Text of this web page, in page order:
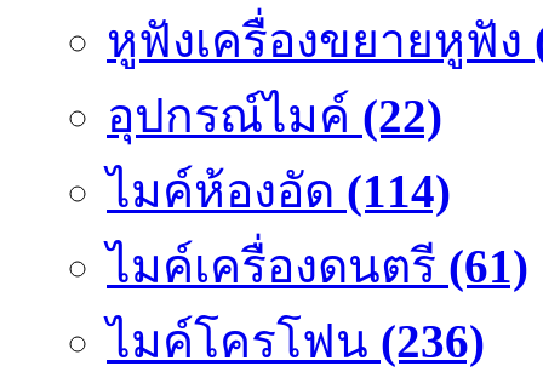
หูฟังเครื่องขยายหูฟัง
อุปกรณ์ไมค์ (22)
ไมค์ห้องอัด (114)
ไมค์เครื่องดนตรี (61)
ไมค์โครโฟน (236)